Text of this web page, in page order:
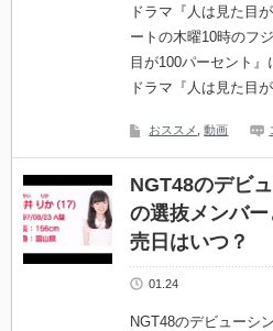
ドラマ『人は見た目
ートの木曜10時のフ
目が100パーセント
ドラマ『人は見た目
おススメ ,動画
NGT48のデビ
の選抜メンバ
売日はいつ？
01.24
NGT48のデビューシ